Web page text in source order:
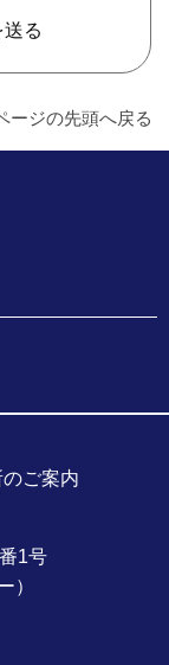
る
ージの先頭へ戻る
1号
）
ご案内